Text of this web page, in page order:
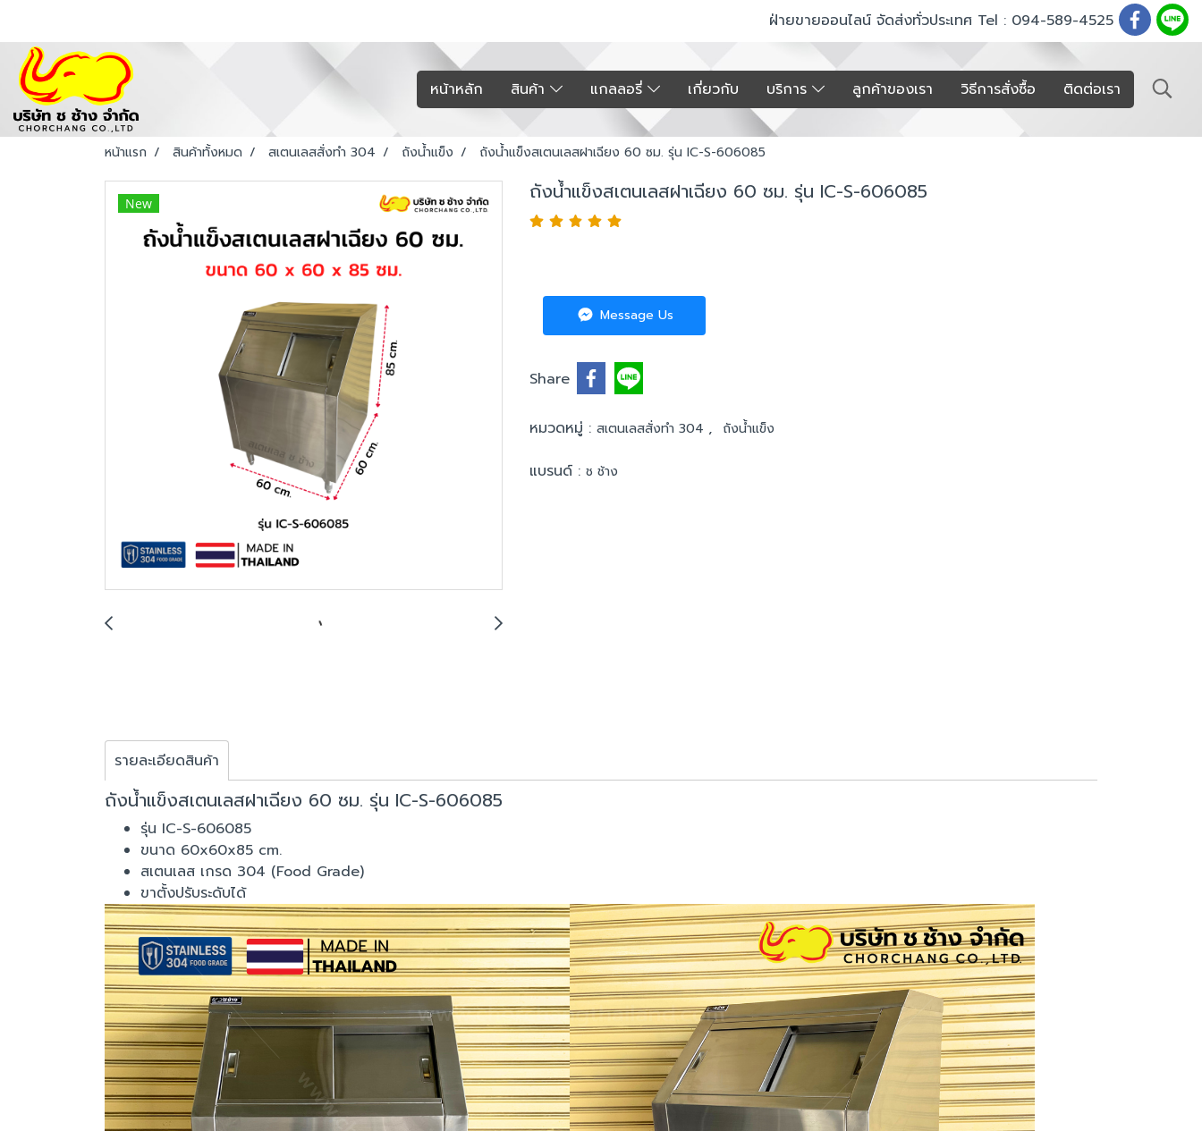
ฝ่ายขายออนไลน์ จัดส่งทั่วประเทศ Tel : 094-589-4525
หน้าหลัก สินค้า แกลลอรี่ เกี่ยวกับ บริการ ลูกค้าของเรา วิธีการสั่งซื้อ ติดต่อเรา
หน้าแรก สินค้าทั้งหมด สเตนเลสสั่งทำ 304 ถังน้ำแข็ง ถังน้ำแข็งสเตนเลสฝาเฉียง 60 ซม. รุ่น IC-S-606085
New ถังน้ำแข็งสเตนเลสฝาเฉียง 60 ซม. รุ่น IC-S-606085
Message Us
Share
หมวดหมู่ : สเตนเลสสั่งทำ 304 , ถังน้ำแข็ง
แบรนด์ : ช ช้าง
รายละเอียดสินค้า
ถังน้ำแข็งสเตนเลสฝาเฉียง 60 ซม. รุ่น IC-S-606085
รุ่น IC-S-606085
ขนาด 60x60x85 cm.
สเตนเลส เกรด 304 (Food Grade)
ขาตั้งปรับระดับได้